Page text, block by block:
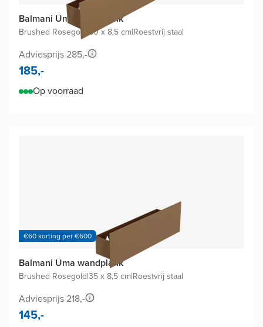
Balmani Uma wandplank
Brushed Rosegold 60 x 8,5 cm|Roestvrij staal
Adviesprijs 285,-
185,-
Op voorraad
€60 korting per €600
Balmani Uma wandplank
Brushed Rosegold|35 x 8,5 cm|Roestvrij staal
Adviesprijs 218,-
145,-